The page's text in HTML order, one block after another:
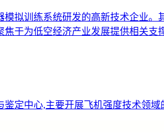
模拟训练系统研发的高新技术企业
于为低空经济产业发展提供相关支
鉴定中心,主要开展飞机强度技术领